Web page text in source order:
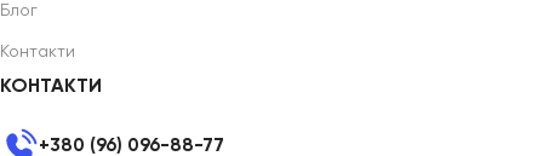
Блог
Контакти
КОНТАКТИ
+380 (96) 096-88-77